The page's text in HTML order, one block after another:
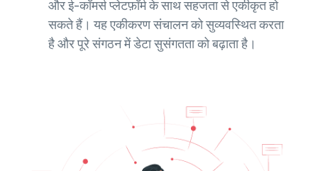
और ई-कॉमर्स प्लेटफ़ॉर्म के साथ सहजता से एकीकृत हो
सकते हैं। यह एकीकरण संचालन को सुव्यवस्थित करता
है और पूरे संगठन में डेटा सुसंगतता को बढ़ाता है।